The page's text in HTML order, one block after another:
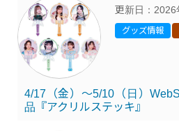
更新日： 2026
4/17（金）～5/10（日）
品『アクリルステッキ』
グッズ情報